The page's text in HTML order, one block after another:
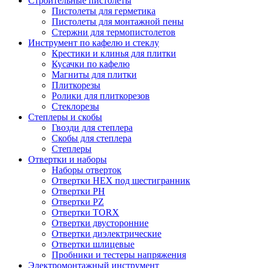
Пистолеты для герметика
Пистолеты для монтажной пены
Стержни для термопистолетов
Инструмент по кафелю и стеклу
Крестики и клинья для плитки
Кусачки по кафелю
Магниты для плитки
Плиткорезы
Ролики для плиткорезов
Стеклорезы
Степлеры и скобы
Гвозди для степлера
Скобы для степлера
Степлеры
Отвертки и наборы
Наборы отверток
Отвертки HEX под шестигранник
Отвертки PH
Отвертки PZ
Отвертки TORX
Отвертки двусторонние
Отвертки диэлектрические
Отвертки шлицевые
Пробники и тестеры напряжения
Электромонтажный инструмент